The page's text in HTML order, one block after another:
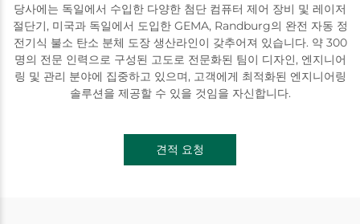
당사에는 독일에서 수입한 다양한 첨단 컴퓨터 제어 장비 및 레이저
절단기, 미국과 독일에서 도입한 GEMA, Randburg의 완전 자동 정
전기식 불소 탄소 분체 도장 생산라인이 갖추어져 있습니다. 약 300
명의 전문 인력으로 구성된 고도로 전문화된 팀이 디자인, 엔지니어
링 및 관리 분야에 집중하고 있으며, 고객에게 최적화된 엔지니어링
솔루션을 제공할 수 있을 것임을 자신합니다.
견적 요청